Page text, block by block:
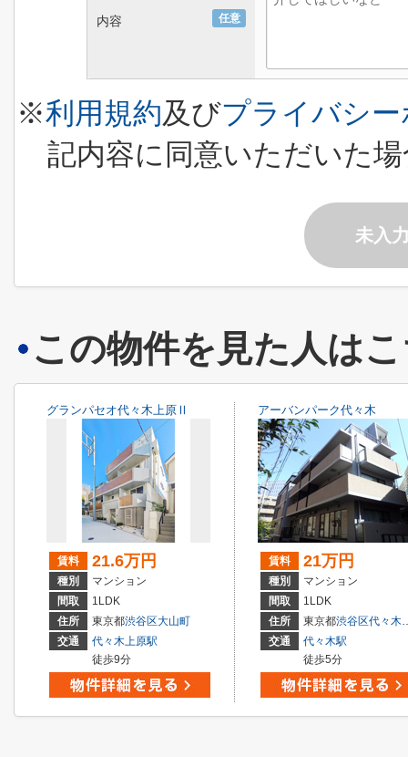
内容 任意
※利用規約及びプライバシ
記内容に同意いただいた
未入
この物件を見た人は
グランパセオ代々木上原Ⅱ
賃料 21.6万円
種別
マンション
間取
1LDK
住所
東京都渋谷区大山町
交通
代々木上原駅
徒歩9分
アーバンパーク代々木
賃料 21万円
種別
マンション
間取
1LDK
住所
東京都渋谷区代々木
交通
代々木駅
徒歩5分